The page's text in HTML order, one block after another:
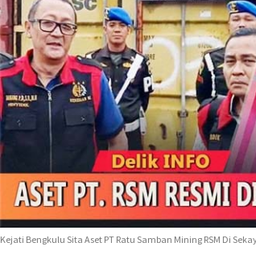
Kejati Bengkulu Sita Aset PT Ratu Samban Mining RSM Di